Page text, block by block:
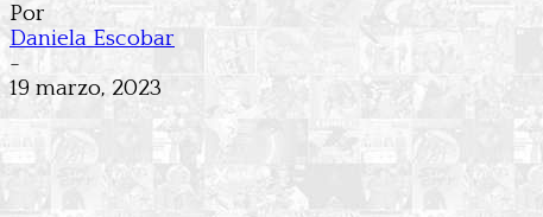
Por
Daniela Escobar
-
19 marzo, 2023